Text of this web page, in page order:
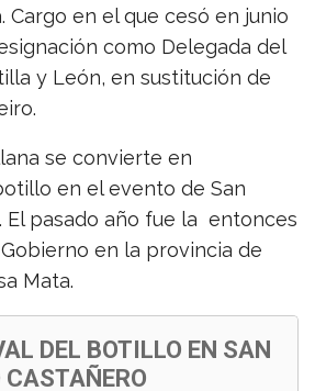
Cargo en el que cesó en junio
como Delegada del
y León, en sustitución de
se convierte en
en el evento de San
El pasado año fue la entonces
en la provincia de
Mata.
DEL BOTILLO EN SAN
CASTAÑERO